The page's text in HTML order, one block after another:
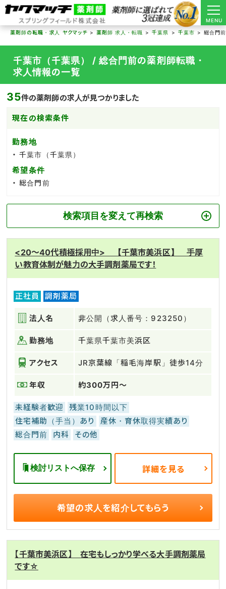
MENU
薬剤師の転職・求人 ヤクマッチ
薬剤師 求人・転職 千葉県 千葉市 総合門前
千葉市（千葉県） / 総合門前の薬剤師転職・
求人情報の一覧
35件の薬剤師の求人が見つかりました
現在の検索条件
勤務地
千葉市（千葉県）
希望条件
総合門前
検索項目を変えて再検索
<20～40代積極採用中> 【千葉市美浜区】 手厚
い教育体制が魅力の大手調剤薬局です！
正社員 調剤薬局
法人名 非公開（求人番号：923250）
勤務地 千葉県千葉市美浜区
アクセス JR京葉線「稲毛海岸駅」徒歩14分
年収 約300万円～
未経験者歓迎
残業10時間以下
住宅補助（手当）あり
産休・育休取得実績あり
総合門前
内科 その他
検討リストへ保存 詳細を見る
希望の求人を紹介してもらう
【千葉市美浜区】 在宅もしっかり学べる大手調剤薬局
です☆